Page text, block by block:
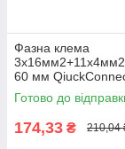
Фазна клема
60 мм
Hager клемний
щита Хагер,
Готово до
174,33 ₴ 210,04